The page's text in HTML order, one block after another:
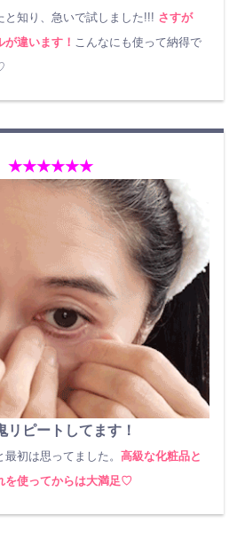
と知り、急いで試しました!!! さすが
が違います！ こんなにも使って納得で
★★★★★★
ピートしてます！
最初は思ってました。 高級な化粧品と
を使ってからは大満足♡